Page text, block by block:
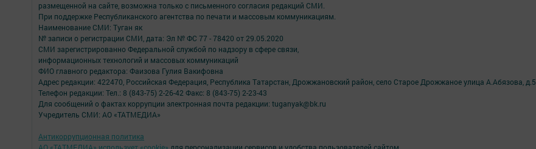
размещенной на сайте, возможна только с письменного согласия редакций СМИ.
При поддержке Республиканского агентства по печати и массовым коммуникациям.
Наименование СМИ: Туган як
№ записи о регистрации СМИ, дата: Эл № ФС 77 - 78420 от 29.05.2020
СМИ зарегистрированно Федеральной службой по надзору в сфере связи,
информационных технологий и массовых коммуникаций
ФИО главного редактора: Фаизова Гулия Вакифовна
Адрес редакции: 422470, Российская Федерация, Республика Татарстан, Дрожжановский район, село Старое Дрожжаное улица А.Абязова, д.5
Телефон редакции: Тел.: 8 (843-75) 2-26-42 Факс: 8 (843-75) 2-23-43
Для сообщений о фактах коррупции электронная почта редакции: tuganyak@bk.ru
Учредитель СМИ: АО «ТАТМЕДИА»
Антикоррупционная политика